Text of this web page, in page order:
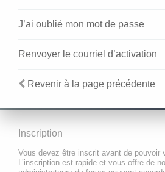
J’ai oublié mon mot de passe
Renvoyer le courriel d’activation
Revenir à la page précédente
Inscription
Vous devez être inscrit avant de pouvoir
L’inscription est rapide et vous offre de